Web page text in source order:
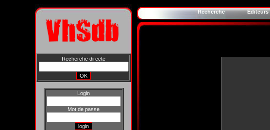
Recherche directe
Login
Mot de passe
Recherche Editeurs